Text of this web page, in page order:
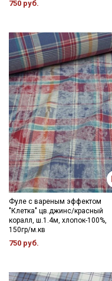
750 руб.
Фуле с вареным эффектом
"Клетка" цв.джинс/красный
коралл, ш.1.4м, хлопок-100%,
150гр/м.кв
750 руб.